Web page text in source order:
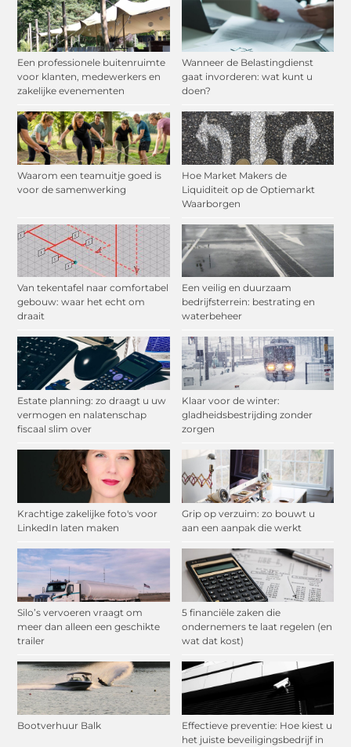
Een professionele buitenruimte
voor klanten, medewerkers en
zakelijke evenementen
Wanneer de Belastingdienst
gaat invorderen: wat kunt u
doen?
Waarom een teamuitje goed is
voor de samenwerking
Hoe Market Makers de
Liquiditeit op de Optiemarkt
Waarborgen
Van tekentafel naar comfortabel
gebouw: waar het echt om
draait
Een veilig en duurzaam
bedrijfsterrein: bestrating en
waterbeheer
Estate planning: zo draagt u uw
vermogen en nalatenschap
fiscaal slim over
Klaar voor de winter:
gladheidsbestrijding zonder
zorgen
Krachtige zakelijke foto's voor
LinkedIn laten maken
Grip op verzuim: zo bouwt u
aan een aanpak die werkt
Silo’s vervoeren vraagt om
meer dan alleen een geschikte
trailer
5 financiële zaken die
ondernemers te laat regelen (en
wat dat kost)
Bootverhuur Balk
Effectieve preventie: Hoe kiest u
het juiste beveiligingsbedrijf in